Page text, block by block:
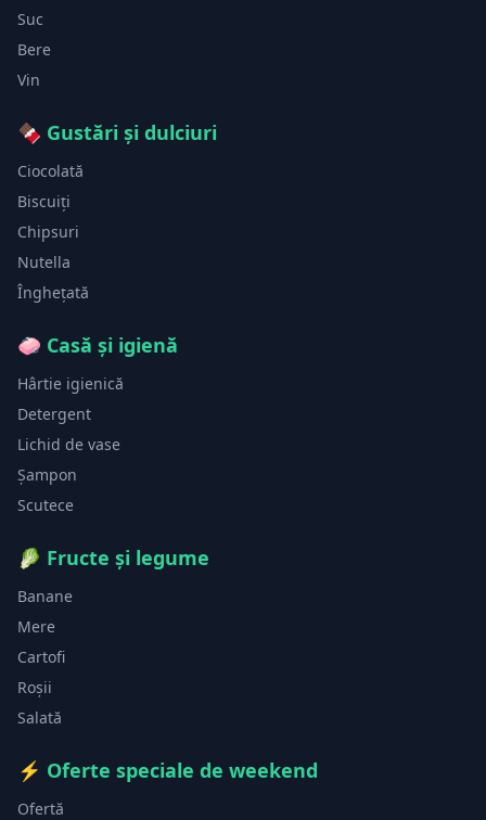
Suc
Bere
Vin
🍫 Gustări și dulciuri
Ciocolată
Biscuiți
Chipsuri
Nutella
Înghețată
🧼 Casă și igienă
Hârtie igienică
Detergent
Lichid de vase
Șampon
Scutece
🥬 Fructe și legume
Banane
Mere
Cartofi
Roșii
Salată
⚡ Oferte speciale de weekend
Ofertă